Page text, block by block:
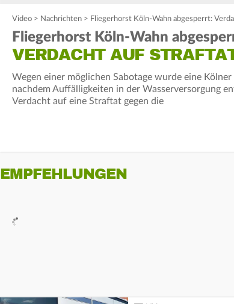
Video > Nachrichten > Fliegerhorst Köln-Wahn abgesperrt:
Fliegerhorst Köln-Wahn
VERDACHT AUF
Wegen einer möglichen Sabotage wurde eine
nachdem Auffälligkeiten in der Wasserversorgung
Verdacht auf eine Straftat gegen die
EMPFEHLUNGEN